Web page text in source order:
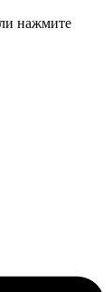
нажмите